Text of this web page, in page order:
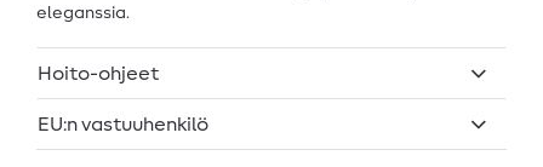
eleganssia.
Hoito-ohjeet
EU:n vastuuhenkilö